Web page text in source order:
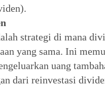
strategi di mana
yang sama. Ini
uang
dari reinvestasi